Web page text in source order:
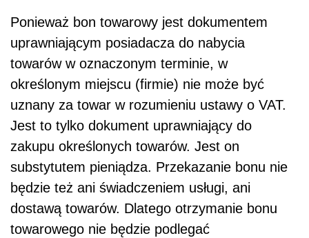
Ponieważ bon towarowy jest dokumentem
uprawniającym posiadacza do nabycia
towarów w oznaczonym terminie, w
określonym miejscu (firmie) nie może być
uznany za towar w rozumieniu ustawy o VAT.
Jest to tylko dokument uprawniający do
zakupu określonych towarów. Jest on
substytutem pieniądza. Przekazanie bonu nie
będzie też ani świadczeniem usługi, ani
dostawą towarów. Dlatego otrzymanie bonu
towarowego nie będzie podlegać